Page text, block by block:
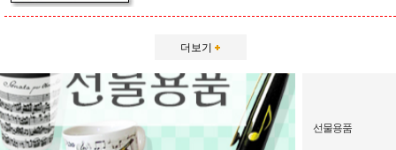
더보기
선물용품